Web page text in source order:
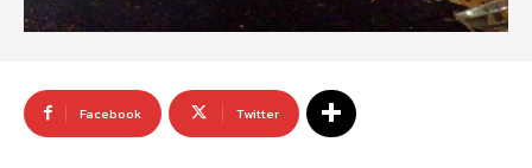
Facebook Twitter